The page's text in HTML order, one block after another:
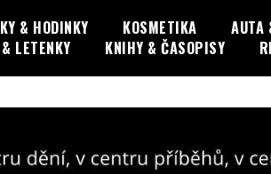
& HODINKY KOSMETIKA AUTA
LETENKY KNIHY & ČASOPISY